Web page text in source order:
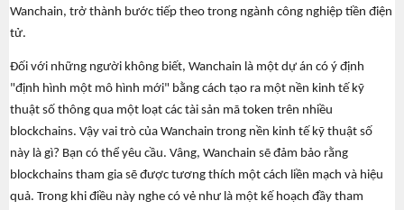
Wanchain, trở thành bước tiếp theo trong ngành công nghiệp tiền điện
tử.
Đối với những người không biết, Wanchain là một dự án có ý định
"định hình một mô hình mới" bằng cách tạo ra một nền kinh tế kỹ
thuật số thông qua một loạt các tài sản mã token trên nhiều
blockchains. Vậy vai trò của Wanchain trong nền kinh tế kỹ thuật số
này là gì? Bạn có thể yêu cầu. Vâng, Wanchain sẽ đảm bảo rằng
blockchains tham gia sẽ được tương thích một cách liền mạch và hiệu
quả. Trong khi điều này nghe có vẻ như là một kế hoạch đầy tham